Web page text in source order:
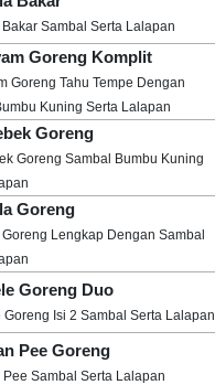
Sambal Serta Lalapan
Goreng Komplit
Goreng Tahu Tempe Dengan
Kuning Serta Lalapan
Goreng
Goreng Sambal Bumbu Kuning
Goreng
Lengkap Dengan Sambal
Goreng Duo
Goreng Isi 2 Sambal Serta Lalapan
Pee Goreng
Pee Sambal Serta Lalapan